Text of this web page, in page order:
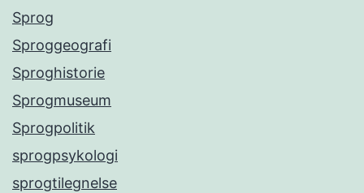
Sprog
Sproggeografi
Sproghistorie
Sprogmuseum
Sprogpolitik
sprogpsykologi
sprogtilegnelse